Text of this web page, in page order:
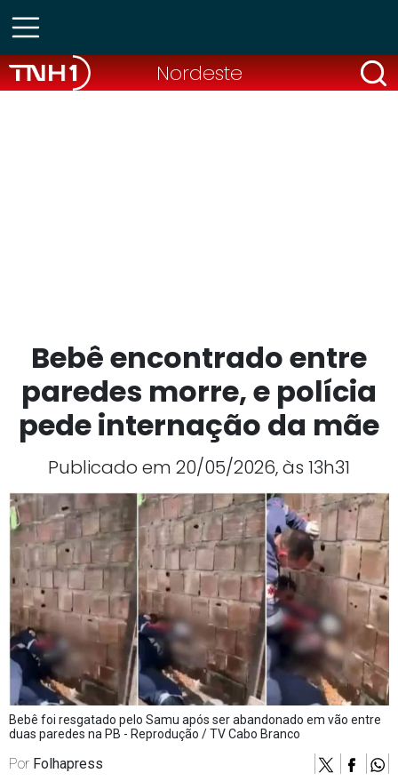
Nordeste
Bebê encontrado entre
paredes morre, e polícia
pede internação da mãe
Publicado em 20/05/2026, às 13h31
Bebê foi resgatado pelo Samu após ser abandonado em vão entre
duas paredes na PB - Reprodução / TV Cabo Branco
Por Folhapress